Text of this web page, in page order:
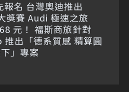
名 台灣奧迪推出
獎賽 Audi 極速之旅
元！ 福斯商旅針對
出「德系質感 精算圓
」專案